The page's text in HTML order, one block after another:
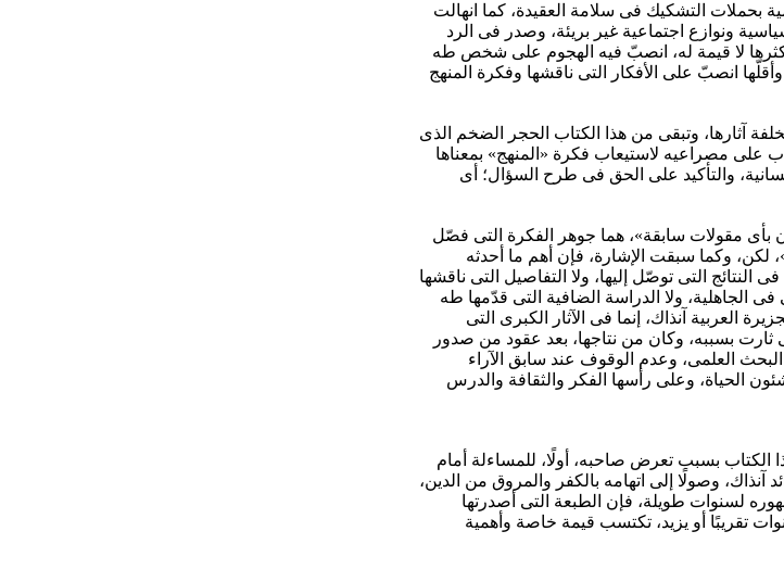
بحملات التشكيك فى سلامة العقيدة، كما انهالت
ونوازع اجتماعية غير بريئة، وصدر فى الرد
لا قيمة له، انصبّ فيه الهجوم على شخص طه
انصبّ على الأفكار التى ناقشها وفكرة المنهج
آثارها، وتبقى من هذا الكتاب الحجر الضخم الذى
على مصراعيه لاستيعاب فكرة «المنهج» بمعناها
والتأكيد على الحق فى طرح السؤال؛ أى
بأى مقولات سابقة»، هما جوهر الفكرة التى فصّل
لكن، وكما سبقت الإشارة، فإن أهم ما أحدثه
النتائج التى توصّل إليها، ولا التفاصيل التى ناقشها
الجاهلية، ولا الدراسة الضافية التى قدّمها طه
العربية آنذاك، إنما فى الآثار الكبرى التى
ثارت بسببه، وكان من نتاجها، بعد عقود من صدور
العلمى، وعدم الوقوف عند سابق الآراء
الحياة، وعلى رأسها الفكر والثقافة والدرس
بسبب تعرض صاحبه، أولًا، للمساءلة أمام
آنذاك، وصولًا إلى اتهامه بالكفر والمروق من الدين،
لسنوات طويلة، فإن الطبعة التى أصدرتها
تقريبًا أو يزيد، تكتسب قيمة خاصة وأهمية